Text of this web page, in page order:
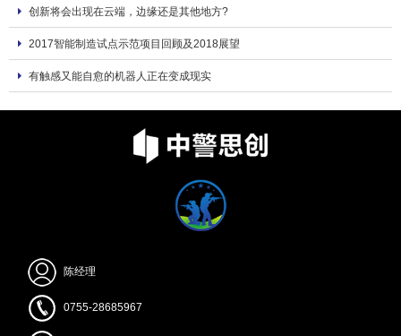
创新将会出现在云端，边缘还是其他地方?
2017智能制造试点示范项目回顾及2018展望
有触感又能自愈的机器人正在变成现实
陈经理
0755-28685967